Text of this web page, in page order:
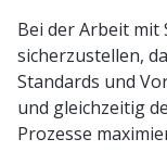
Bei der Arbeit mit
sicherzustellen,
Standards und
und gleichzeitig
Prozesse